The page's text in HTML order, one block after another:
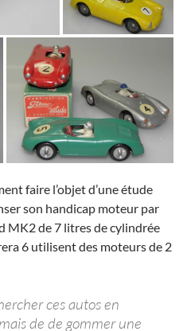
faire l’objet d’une étude
son handicap moteur par
MK2 de 7 litres de cylindrée
6 utilisent des moteurs de 2
ces autos en
de de gommer une